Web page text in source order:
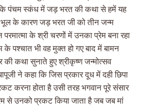
कि पंचम स्कंध में जड़ भरत की कथा से हमें यह
भूल के कारण जड़ भरत जी को तीन जन्म
के श्री चरणों में उनका प्रेम बना रहा
पश्चात भी वह मुक्त हो गए बाद में बामन
की कथा सुनाते हुए श्रीकृष्ण जन्मोत्सव
ने कहा कि जिस प्रकार दूध में दही छिपा
करना होता है उसी तरह भगवान पूरे संसार
से उनको प्रकट किया जाता है जब जब मां